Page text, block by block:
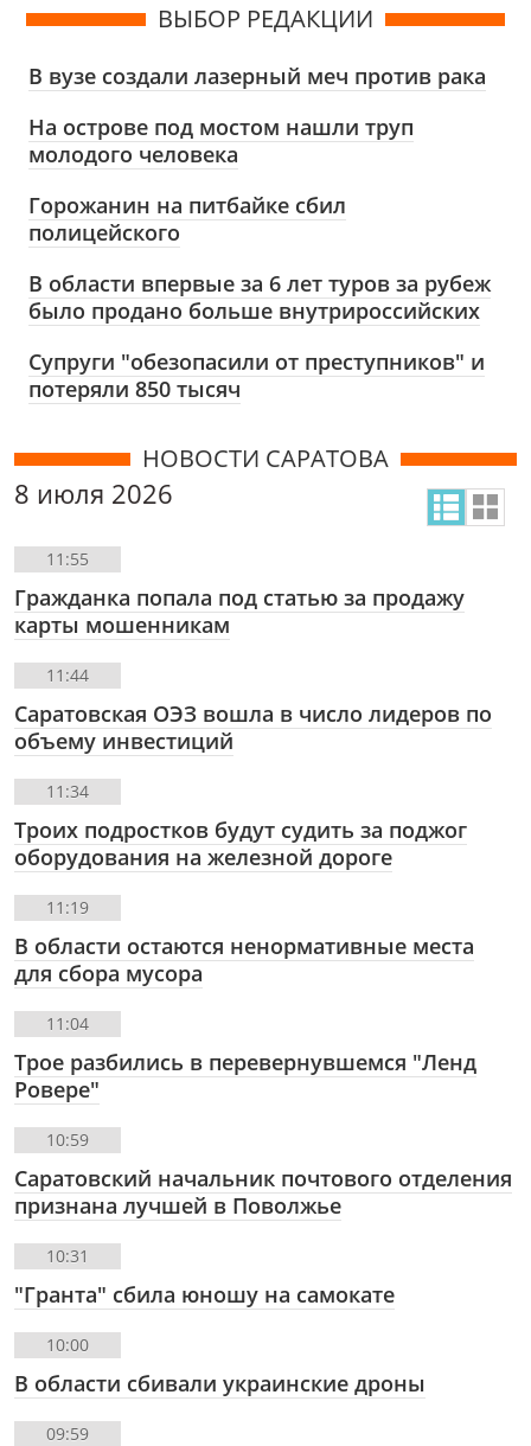
ВЫБОР РЕДАКЦИИ
В вузе создали лазерный меч против рака
На острове под мостом нашли труп
молодого человека
Горожанин на питбайке сбил
полицейского
В области впервые за 6 лет туров за рубеж
было продано больше внутрироссийских
Супруги "обезопасили от преступников" и
потеряли 850 тысяч
НОВОСТИ САРАТОВА
8 июля 2026
11:55
Гражданка попала под статью за продажу
карты мошенникам
11:44
Саратовская ОЭЗ вошла в число лидеров по
объему инвестиций
11:34
Троих подростков будут судить за поджог
оборудования на железной дороге
11:19
В области остаются ненормативные места
для сбора мусора
11:04
Трое разбились в перевернувшемся "Ленд
Ровере"
10:59
Саратовский начальник почтового отделения
признана лучшей в Поволжье
10:31
"Гранта" сбила юношу на самокате
10:00
В области сбивали украинские дроны
09:59